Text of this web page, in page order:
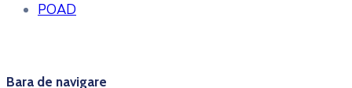
POAD
Bara de navigare